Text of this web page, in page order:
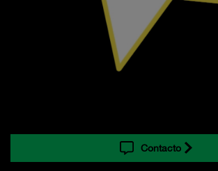
Contacto